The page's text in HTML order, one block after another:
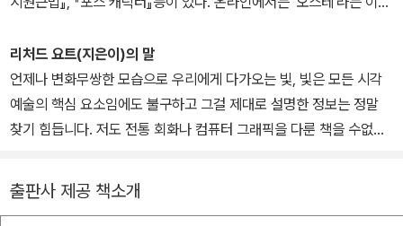
리처드 요트(지은이)의 말
언제나 변화무쌍한 모습으로 우리에게 다가오는 빛, 빛은 모든 시각
예술의 핵심 요소임에도 불구하고 그걸 제대로 설명한 정보는 정말
찾기 힘듭니다. 저도 전통 회화나 컴퓨터 그래픽을 다룬 책을 수없이
더군요. 빛은 사실 꽤 까다로운 주제이고, 사실적인 환영을 구현하려
면 빛의 물리적 작용을 반드시 이해해야만 하는데도 말입니다.
출판사 제공 책소개